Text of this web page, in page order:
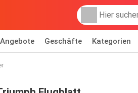
Angebote Geschäfte Kategorien